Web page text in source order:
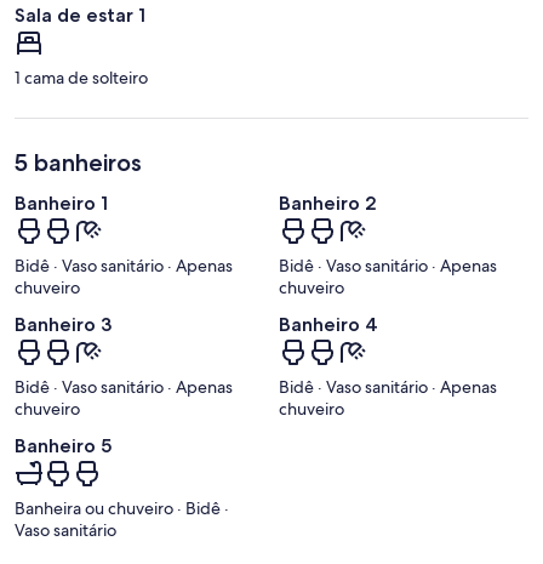
Sala de estar 1
1 cama de solteiro
5 banheiros
Banheiro 1
Bidê · Vaso sanitário · Apenas
chuveiro
Banheiro 2
Bidê · Vaso sanitário · Apenas
chuveiro
Banheiro 3
Bidê · Vaso sanitário · Apenas
chuveiro
Banheiro 4
Bidê · Vaso sanitário · Apenas
chuveiro
Banheiro 5
Banheira ou chuveiro · Bidê ·
Vaso sanitário